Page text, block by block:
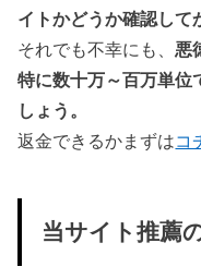
イトかどうか確認して
それでも不幸にも、 悪
特に数十万～百万単位
しょう。
返金できるかまずはコ
当サイト推薦